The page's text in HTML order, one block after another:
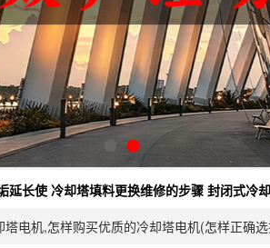
延长使 冷却塔填料更换维修的步骤 封闭式冷
塔电机,怎样购买优质的冷却塔电机(怎样正确